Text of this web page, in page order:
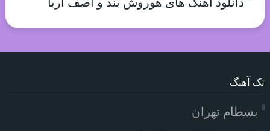
تک آهنگ
بسطام تهران